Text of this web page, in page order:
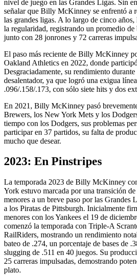
nivel de juego en las Grandes Ligas. Sin
señalar que Billy McKinney se enfrentó a
las grandes ligas. A lo largo de cinco
la regularidad, registrando un promedio
junto con 28 jonrones y 72 carreras
El paso más reciente de Billy McKinney
Oakland Athletics en 2022, donde
Desgraciadamente, su rendimiento
desalentador, ya que logró una exigua
.096/.158/.173, con sólo siete hits y dos
En 2021, Billy McKinney pasó
Brewers, los New York Mets y los
tiempo con los Dodgers, sus problemas
participar en 37 partidos, su falta de
mucho que desear.
2023: En Pinstripes
La temporada 2023 de Billy McKinney
York estuvo marcada por una transición
menores a un breve paso por las Grandes
a los Piratas de Pittsburgh. Inicialmente
menores con los Yankees el 19 de
comenzó la temporada con Triple-A
RailRiders, mostrando un rendimiento
bateo de .274, un porcentaje de bases de
slugging de .511 en 40 juegos. Su
25 carreras impulsadas, demostrando
plato.